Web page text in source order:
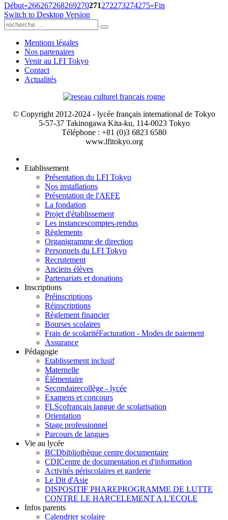
Début«266267268269270271272273274275»Fin
Switch to Desktop Version
Mentions légales
Nos partenaires
Venir au LFI Tokyo
Contact
Actualités
© Copyright 2012-2024 - lycée français international de Tokyo
5-57-37 Takinogawa Kita-ku, 114-0023 Tokyo
Téléphone : +81 (0)3 6823 6580
www.lfitokyo.org
Etablissement
Présentation du LFI Tokyo
Nos installations
Présentation de l'AEFE
La fondation
Projet d'établissement
Les instancescomptes-rendus
Règlements
Organigramme de direction
Personnels du LFI Tokyo
Recrutement
Anciens élèves
Partenariats et donations
Inscriptions
Préinscriptions
Réinscriptions
Règlement financier
Bourses scolaires
Frais de scolaritéFacturation - Modes de paiement
Assurance
Pédagogie
Etablissement inclusif
Maternelle
Élémentaire
Secondairecollège - lycée
Examens et concours
FLScofrançais langue de scolarisation
Orientation
Stage professionnel
Parcours de langues
Vie au lycée
BCDbibliothèque centre documentaire
CDICentre de documentation et d'information
Activités périscolaires et garderie
Le Dit d'Asie
DISPOSITIF PHAREPROGRAMME DE LUTTE
CONTRE LE HARCELEMENT A L'ECOLE
Infos parents
Calendrier scolaire